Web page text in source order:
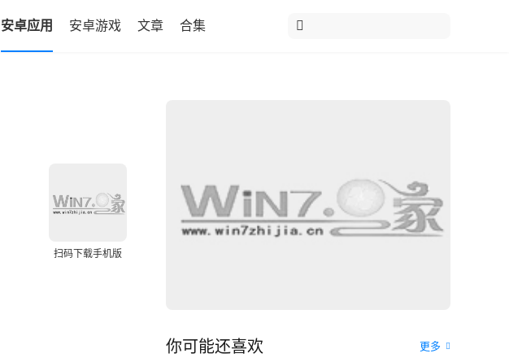
安卓应用 安卓游戏 文章 合集
扫码下载手机版
你可能还喜欢 更多